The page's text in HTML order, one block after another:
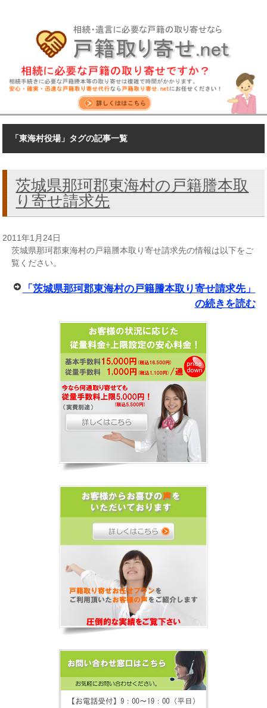
「東海村役場」タグの記事一覧
茨城県那珂郡東海村の戸籍謄本取
り寄せ請求先
2011年1月24日
茨城県那珂郡東海村の戸籍謄本取り寄せ請求先の情報は以下をご
覧ください。
「茨城県那珂郡東海村の戸籍謄本取り寄せ請求先」
の続きを読む